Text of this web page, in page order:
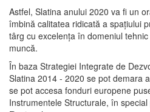
Astfel, Slatina anului 2020 va fi un
îmbină calitatea ridicată a spaţiului
târg cu excelenţa în domeniul
muncă.
În baza Strategiei Integrate de
Slatina 2014 - 2020 se pot demara
se pot accesa fonduri europene
Instrumentele Structurale, în